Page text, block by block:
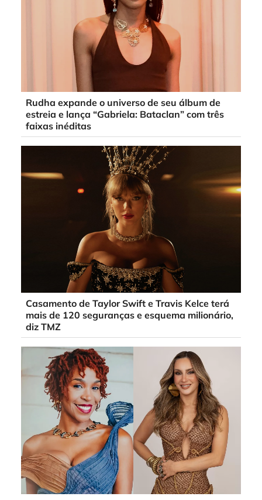
Rudha expande o universo de seu álbum de
estreia e lança “Gabriela: Bataclan” com três
faixas inéditas
Casamento de Taylor Swift e Travis Kelce terá
mais de 120 seguranças e esquema milionário,
diz TMZ